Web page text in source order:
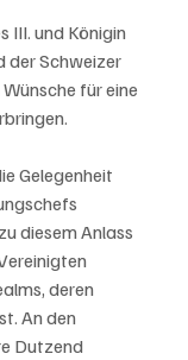
III. und Königin
der Schweizer
für eine
Gelegenheit
diesem Anlass
deren
An den
Dutzend